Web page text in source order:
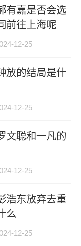
有嘉是否会选
前往上海呢
12-25
放的结局是什
12-25
文聪和一凡的
12-25
浩东放弃去重
么
12-25